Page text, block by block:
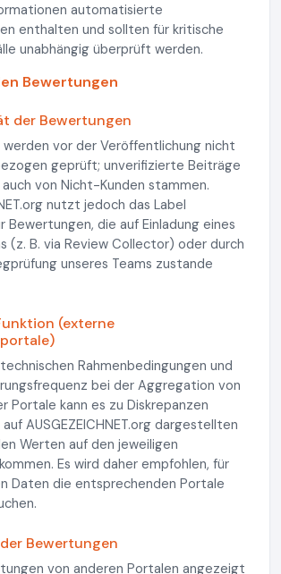
automatisierte
enthalten und sollten für kritische
unabhängig überprüft werden.
Bewertungen
der Bewertungen
vor der Veröffentlichung nicht
geprüft; unverifizierte Beiträge
von Nicht-Kunden stammen.
nutzt jedoch das Label
Bewertungen, die auf Einladung eines
(z. B. via Review Collector) oder durch
unseres Teams zustande
(externe
Rahmenbedingungen und
bei der Aggregation von
Portale kann es zu Diskrepanzen
AUSGEZEICHNET.org dargestellten
Werten auf den jeweiligen
Es wird daher empfohlen, für
Daten die entsprechenden Portale
Bewertungen
von anderen Portalen angezeigt